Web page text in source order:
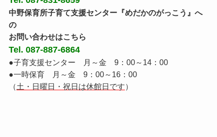
中野保育所子育て支援センター『めだかのがっこう』へ
の
お問い合わせはこちら
Tel. 087-887-6864
●子育支援センター 月～金 9：00～14：00
●一時保育 月～金 9：00～16：00
（土・日曜日・祝日は休館日です）